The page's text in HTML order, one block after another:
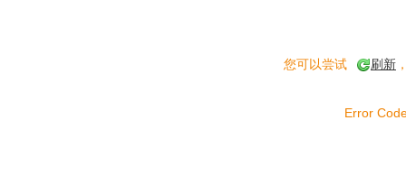
您可以尝试 刷新
Error